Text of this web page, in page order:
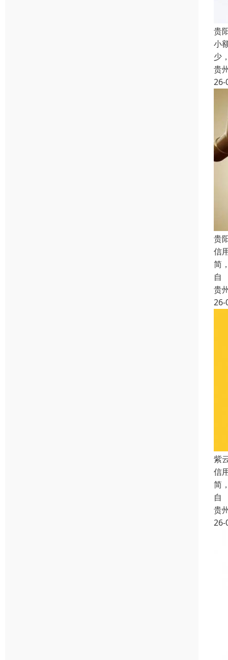
贵
小
少
贵
26-
贵
信
简
自
贵
26-
紫
信
简
自
贵
26-